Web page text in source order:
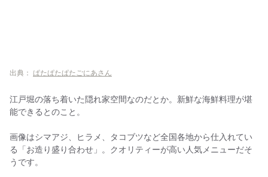
出典： ぱたぱたぱたごにあさん
江戸堀の落ち着いた隠れ家空間なのだとか。新鮮な海鮮料理が堪
能できるとのこと。
画像はシマアジ、ヒラメ、タコブツなど全国各地から仕入れてい
る「お造り盛り合わせ」。クオリティーが高い人気メニューだそ
うです。